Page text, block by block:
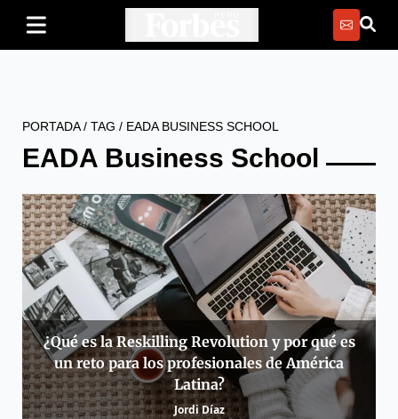
PORTADA/ TAG / EADA BUSINESS SCHOOL
EADA Business School
¿Qué es la Reskilling Revolution y por qué es
un reto para los profesionales de América
Latina?
Jordi Díaz